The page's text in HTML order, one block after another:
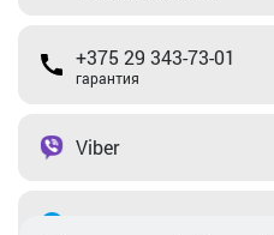
+375 29 343-73-01
гарантия
Viber